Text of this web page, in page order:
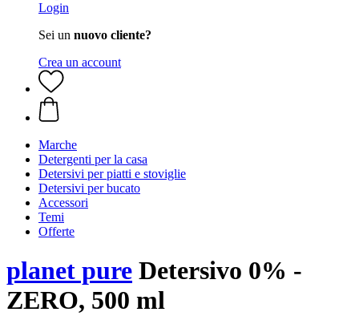
Login
Sei un nuovo cliente?
Crea un account
Marche
Detergenti per la casa
Detersivi per piatti e stoviglie
Detersivi per bucato
Accessori
Temi
Offerte
planet pure Detersivo 0% -
ZERO, 500 ml